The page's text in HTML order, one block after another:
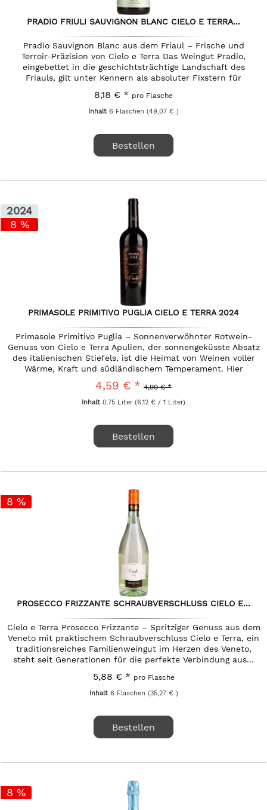
PRADIO FRIULI SAUVIGNON BLANC CIELO E TERRA...
Pradio Sauvignon Blanc aus dem Friaul – Frische und
Terroir-Präzision von Cielo e Terra Das Weingut Pradio,
eingebettet in die geschichtsträchtige Landschaft des
Friauls, gilt unter Kennern als absoluter Fixstern für
8,18 € * pro Flasche
Inhalt6 Flaschen(49,07 € )
Bestellen
2024
8 %
PRIMASOLE PRIMITIVO PUGLIA CIELO E TERRA 2024
Primasole Primitivo Puglia – Sonnenverwöhnter Rotwein-
Genuss von Cielo e Terra Apulien, der sonnengeküsste Absatz
des italienischen Stiefels, ist die Heimat von Weinen voller
Wärme, Kraft und südländischem Temperament. Hier
versteht es...
4,59 € * 4,99 € *
Inhalt0.75 Liter(6,12 € / 1 Liter)
Bestellen
8 %
PROSECCO FRIZZANTE SCHRAUBVERSCHLUSS CIELO E...
Cielo e Terra Prosecco Frizzante – Spritziger Genuss aus dem
Veneto mit praktischem Schraubverschluss Cielo e Terra, ein
traditionsreiches Familienweingut im Herzen des Veneto,
steht seit Generationen für die perfekte Verbindung aus...
5,88 € * pro Flasche
Inhalt 6 Flaschen (35,27 € )
Bestellen
8 %